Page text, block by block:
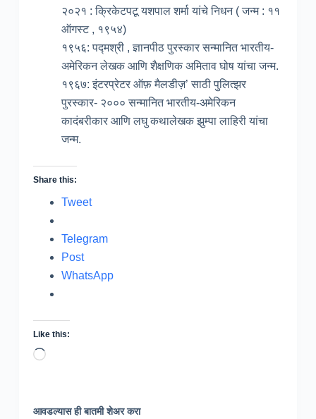
२०२१ : क्रिकेटपटू यशपाल शर्मा यांचे निधन ( जन्म : ११
ऑगस्ट , १९५४)
१९५६: पद्मश्री , ज्ञानपीठ पुरस्कार सन्मानित भारतीय-
अमेरिकन लेखक आणि शैक्षणिक अमिताव घोष यांचा जन्म.
१९६७: इंटरप्रेटर ऑफ़ मैलडीज़’ साठी पुलित्झर
पुरस्कार- २००० सन्मानित भारतीय-अमेरिकन
कादंबरीकार आणि लघु कथालेखक झुम्पा लाहिरी यांचा
जन्म.
Share this:
Tweet
Telegram
Post
WhatsApp
Like this:
Loading…
आवडल्यास ही बातमी शेअर करा